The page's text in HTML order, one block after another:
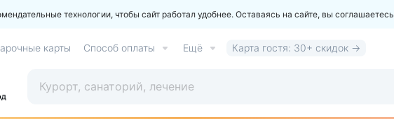
технологии, чтобы сайт работал удобнее. Оставаясь на сайте, вы соглашаетесь
карты Способ оплаты Ещё Карта гостя: 30+ скидок →